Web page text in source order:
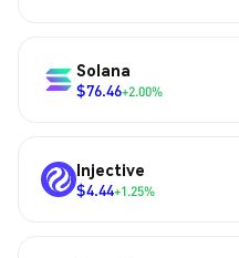
Solana
$76.46+2.00%
Injective
$4.44+1.25%